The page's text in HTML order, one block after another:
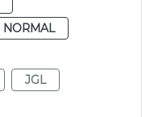
NORMAL
JGL